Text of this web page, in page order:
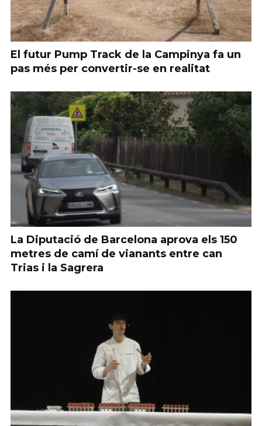
El futur Pump Track de la Campinya fa un
pas més per convertir-se en realitat
La Diputació de Barcelona aprova els 150
metres de camí de vianants entre can
Trias i la Sagrera